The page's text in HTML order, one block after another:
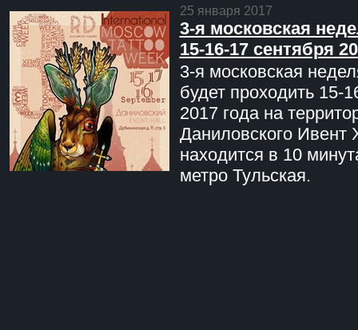
25 января 2017
3-я московская
15-16-17 сентября
3-я московская
будет проходить 15-
2017 года на
Даниловского Ивент
находится в 10
метро Тульская.